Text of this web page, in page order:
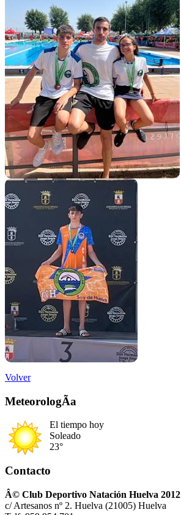
Volver
MeteorologÃ­a
El tiempo hoy
Soleado
23°
Contacto
Â© Club Deportivo Natación Huelva 2012
c/ Artesanos nº 2. Huelva (21005) Huelva